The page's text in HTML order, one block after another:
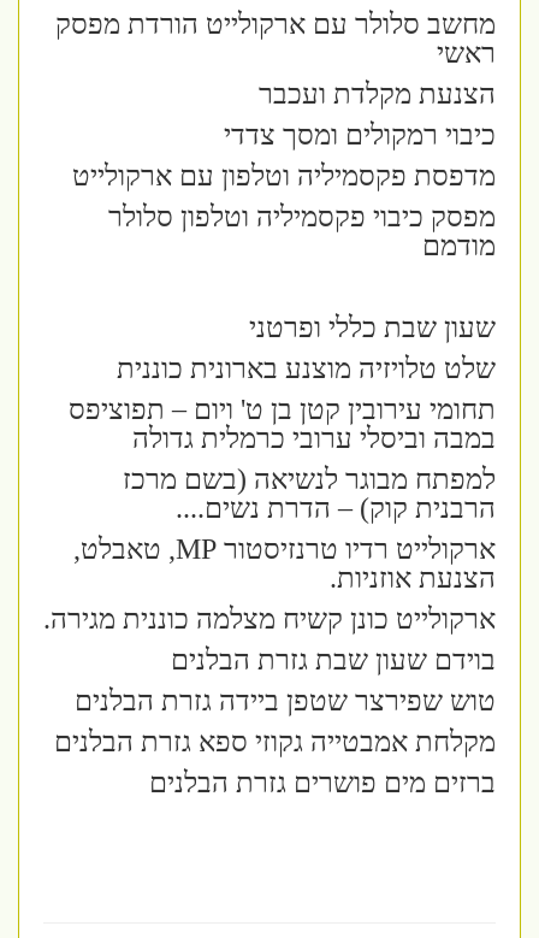
מחשב סלולר עם ארקולייט הורדת מפסק
ראשי
הצנעת מקלדת ועכבר
כיבוי רמקולים ומסך צדדי
מדפסת פקסמיליה וטלפון עם ארקולייט
מפסק כיבוי פקסמיליה וטלפון סלולר
מודמם
שעון שבת כללי ופרטני
שלט טלויזיה מוצנע בארונית כוננית
תחומי עירובין קטן בן ט' ויום – תפוציפס
במבה וביסלי ערובי כרמלית גדולה
למפתח מבוגר לנשיאה (בשם מרכז
הרבנית קוק) – הדרת נשים....
ארקולייט רדיו טרנזיסטורMP, טאבלט,
הצנעת אוזניות.
ארקולייט כונן קשיח מצלמה כוננית מגירה.
בוידם שעון שבת גזרת הבלנים
טוש שפירצר שטפן ביידה גזרת הבלנים
מקלחת אמבטייה גקוזי ספא גזרת הבלנים
ברזים מים פושרים גזרת הבלנים